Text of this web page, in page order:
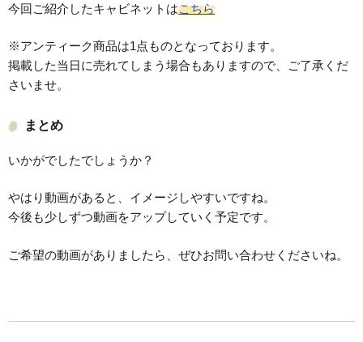
今回ご紹介したキャビネットはこちら
※アンティーク商品は1点ものとなっております。
掲載した当日に売れてしまう場合もありますので、ご了承くだ
さいませ。
まとめ
いかがでしたでしょうか？
やはり動画があると、イメージしやすいですね。
今後も少しずつ動画をアップしていく予定です。
ご希望の動画がありましたら、ぜひお問い合わせくださいね。